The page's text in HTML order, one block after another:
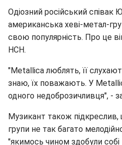
Одіозний російський співак
американська хеві-метал-
свою популярність. Про це
НСН.
"Metallica люблять, її
знаю, їх поважають. У
одного недоброзичливця", -
Музикант також
групи не так багато
"якимось чином здобули собі